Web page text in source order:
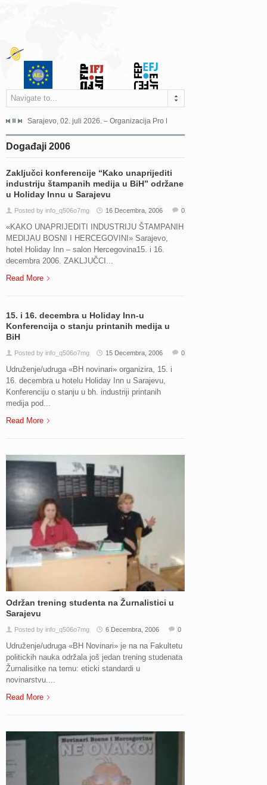
Navigate to...
Grada Sarajeva povodom Dana Sarajeva dugogodišnjoj...
Sarajevo, 02. juli 2026. – Organizacija Pro Educa juče je uspješno
Događaji 2006
Zaključci konferencije “Kako unaprijediti
industriju štampanih medija u BiH” održane
u Holiday Innu u Sarajevu
Posted by info_q506o7mg 16 Decembra, 2006 0
«KAKO UNAPRIJEDITI INDUSTRIJU ŠTAMPANIH
MEDIJAU BOSNI I HERCEGOVINI» Sarajevo,
hotel Holiday Inn – salon Hercegovina15. i 16.
decembra 2006. ZAKLJUČCI...
Read More
15. i 16. decembra u Holiday Inn-u
Konferencija o stanju printanih medija u
BiH
Posted by info_q506o7mg 15 Decembra, 2006 0
Udruženje/udruga «BH novinari» organizira, 15. i
16. decembra u hotelu Holiday Inn u Sarajevu,
Konferenciju o stanju u bh. industriji printanih
medija pod...
Read More
Održan trening studenta na Žurnalistici u
Sarajevu
Posted by info_q506o7mg 6 Decembra, 2006 0
Udruženje/udruga «BH Novinari» je na na Fakultetu
politickih nauka održala još jedan trening studenata
Žurnalisitke na temu: eticki standardi u
novinarstvu....
Read More